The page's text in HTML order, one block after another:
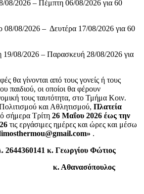
08/2026 – Πέμπτη 06/08/2026 για 60
08/08/2026 – Δευτέρα 17/08/2026 για 60
19/08/2026 – Παρασκευή 28/08/2026 για
θα γίνονται από τους γονείς ή τους
παιδιού, οι οποίοι θα φέρουν
τους ταυτότητα, στο Τμήμα Κοιν.
και Αθλητισμού, Πλατεία
σήμερα Τρίτη 26 Μαΐου 2026 έως την
τις εργάσιμες ημέρες και ώρες και μέσω
.
2644360141 κ. Γεωργίου Φώτιος